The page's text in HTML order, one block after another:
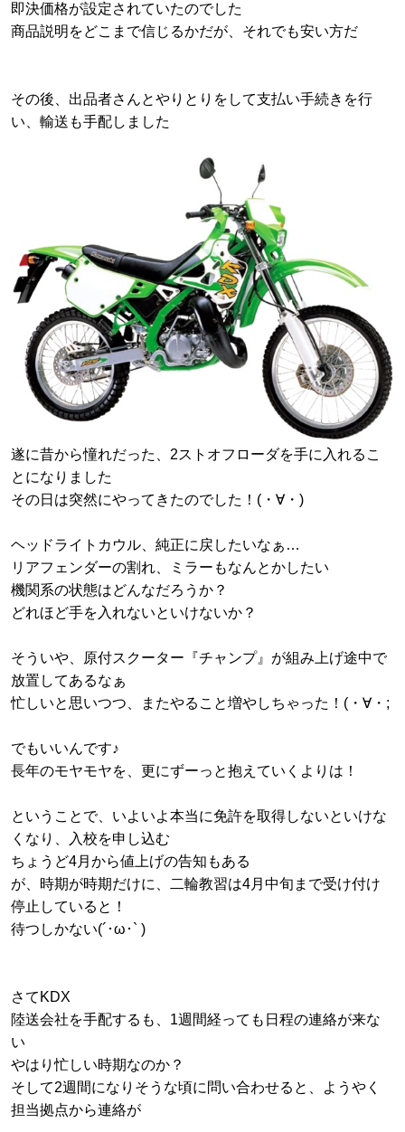
即決価格が設定されていたのでした
商品説明をどこまで信じるかだが、それでも安い方だ
その後、出品者さんとやりとりをして支払い手続きを行
い、輸送も手配しました
遂に昔から憧れだった、2ストオフローダを手に入れるこ
とになりました
その日は突然にやってきたのでした！(・∀・)
ヘッドライトカウル、純正に戻したいなぁ…
リアフェンダーの割れ、ミラーもなんとかしたい
機関系の状態はどんなだろうか？
どれほど手を入れないといけないか？
そういや、原付スクーター『チャンプ』が組み上げ途中で
放置してあるなぁ
忙しいと思いつつ、またやること増やしちゃった！(・∀・;
でもいいんです♪
長年のモヤモヤを、更にずーっと抱えていくよりは！
ということで、いよいよ本当に免許を取得しないといけな
くなり、入校を申し込む
ちょうど4月から値上げの告知もある
が、時期が時期だけに、二輪教習は4月中旬まで受け付け
停止していると！
待つしかない(´･ω･` )
さてKDX
陸送会社を手配するも、1週間経っても日程の連絡が来な
い
やはり忙しい時期なのか？
そして2週間になりそうな頃に問い合わせると、ようやく
担当拠点から連絡が